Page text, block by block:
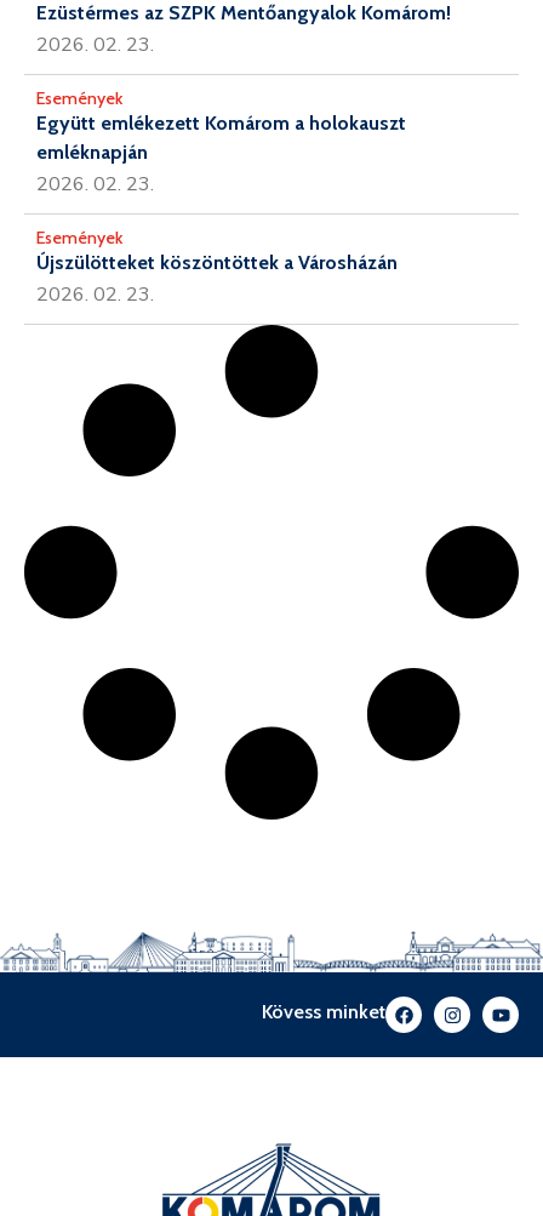
Ezüstérmes az SZPK Mentőangyalok Komárom!
2026. 02. 23.
Események
Együtt emlékezett Komárom a holokauszt
emléknapján
2026. 02. 23.
Események
Újszülötteket köszöntöttek a Városházán
2026. 02. 23.
Kövess minket